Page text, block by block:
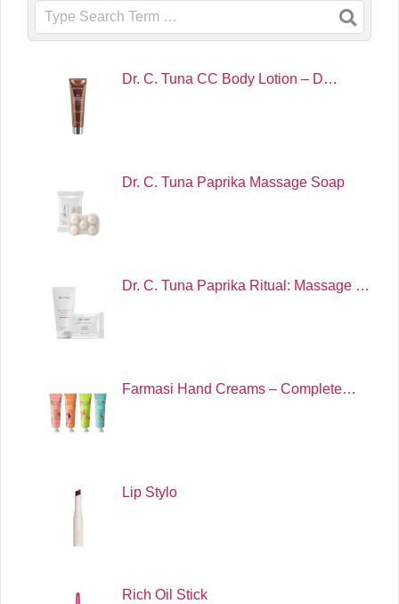
Search
Dr. C. Tuna CC Body Lotion – D…
Dr. C. Tuna Paprika Massage Soap
Dr. C. Tuna Paprika Ritual: Massage …
Farmasi Hand Creams – Complete…
Lip Stylo
Rich Oil Stick